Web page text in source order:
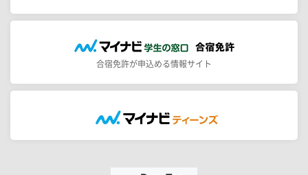
合宿免許が申込める情報サイト